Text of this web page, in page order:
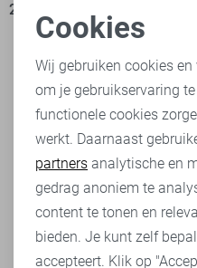
20,00
Noodzakelijke cookies
Personalisatie
Analytische cookies
Marketing cookies
Cookies
Wij gebruiken cookies
om je gebruikservaring
functionele cookies
werkt. Daarnaast
partners analytische en
gedrag anoniem te
content te tonen en
bieden. Je kunt zelf
accepteert. Klik op